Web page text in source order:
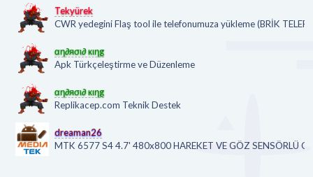
Tekyürek
CWR yedegini Flaş tool ile telefonumuza yükleme (BRİK
αη∂яσι∂ кιηg
Apk Türkçeleştirme ve Düzenleme
αη∂яσι∂ кιηg
Replikacep.com Teknik Destek
dreaman26
MTK 6577 S4 4.7' 480x800 HAREKET VE GÖZ SENSÖRLÜ